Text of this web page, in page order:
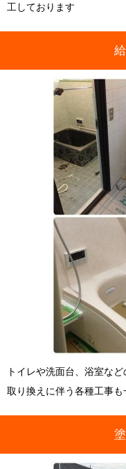
工しております
トイレや洗面台、浴室な
取り換えに伴う各種工事も